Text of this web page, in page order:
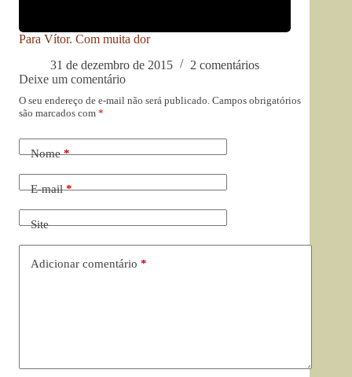
Para Vítor. Com muita dor
31 de dezembro de 2015
2 comentários
Deixe um comentário
O seu endereço de e-mail não será publicado. Campos obrigatórios
são marcados com *
Nome*
E-mail*
Site
Adicionar comentário *